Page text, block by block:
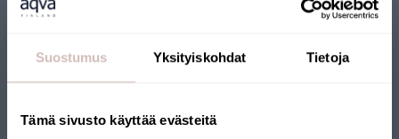
Suostumus Yksityiskohdat Tietoja
Tämä sivusto käyttää evästeitä
reverse osmosis system